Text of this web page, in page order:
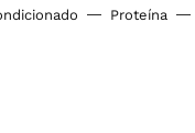
Proteína